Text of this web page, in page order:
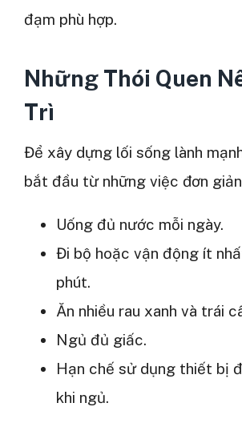
đạm phù hợp.
Những Thói Quen
Trì
Để xây dựng lối sống lành
bắt đầu từ những việc đơn
Uống đủ nước mỗi ngày.
Đi bộ hoặc vận động ít
phút.
Ăn nhiều rau xanh và trái
Ngủ đủ giấc.
Hạn chế sử dụng thiết bị
khi ngủ.